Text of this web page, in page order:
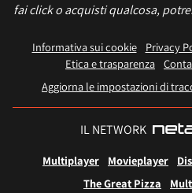
fai click o acquisti qualcosa,
Informativa sui cookie Privacy
Etica e trasparenza
Aggiorna le impostazioni di
IL NETWORK
Multiplayer Movieplayer
The Great Pizza